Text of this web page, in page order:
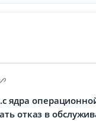
ядра
отказ в